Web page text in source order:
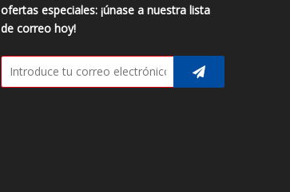
ofertas especiales: ¡únase a nuestra lista
de correo hoy!